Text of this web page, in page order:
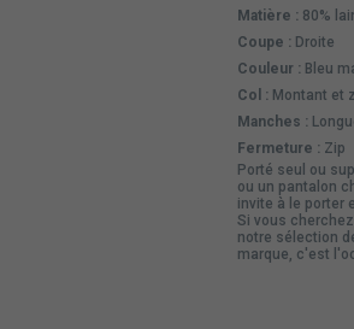
Matière :80%
Coupe :Droite
Couleur :Bleu
Col :Montant et
Manches :
Fermeture :Zip
Porté seul ou
ou un pantalon
invite à le porter
Si vous
notre sélection
marque, c'est